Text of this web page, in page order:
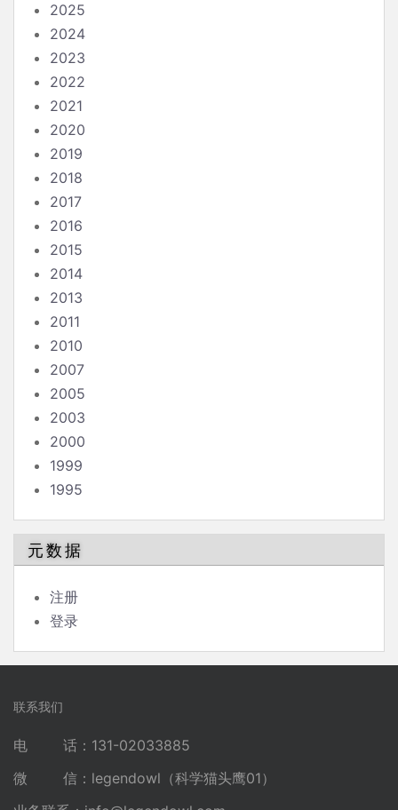
2025
2024
2023
2022
2021
2020
2019
2018
2017
2016
2015
2014
2013
2011
2010
2007
2005
2003
2000
1999
1995
元数据
注册
登录
联系我们
电 话：131-02033885
微 信：legendowl（科学猫头鹰01）